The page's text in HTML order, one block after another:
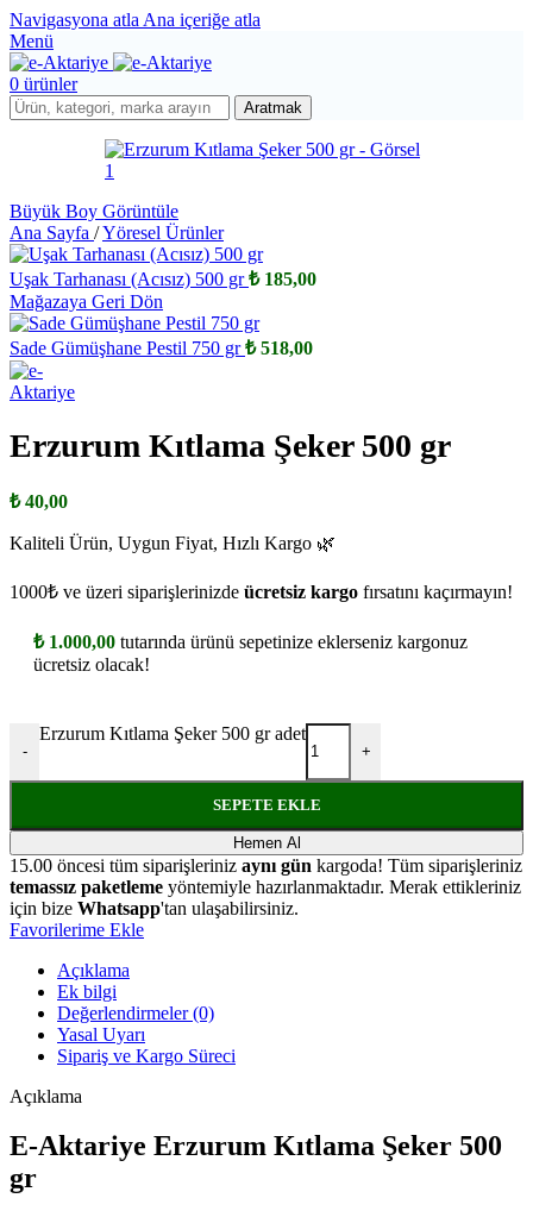
Navigasyona atla Ana içeriğe atla
Menü
0 ürünler
Aratmak
Büyük Boy Görüntüle
Ana Sayfa /Yöresel Ürünler
Uşak Tarhanası (Acısız) 500 gr₺185,00
Mağazaya Geri Dön
Sade Gümüşhane Pestil 750 gr₺518,00
Erzurum Kıtlama Şeker 500 gr
₺40,00
Kaliteli Ürün, Uygun Fiyat, Hızlı Kargo 🌿
1000₺ ve üzeri siparişlerinizde ücretsiz kargo fırsatını kaçırmayın!
₺1.000,00 tutarında ürünü sepetinize eklerseniz kargonuz
ücretsiz olacak!
-
Erzurum Kıtlama Şeker 500 gr adet
+
SEPETE EKLE
Hemen Al
15.00 öncesi tüm siparişleriniz aynı gün kargoda! Tüm siparişleriniz
temassız paketleme yöntemiyle hazırlanmaktadır. Merak ettikleriniz
için bize Whatsapp'tan ulaşabilirsiniz.
Favorilerime Ekle
Açıklama
Ek bilgi
Değerlendirmeler (0)
Yasal Uyarı
Sipariş ve Kargo Süreci
Açıklama
E-Aktariye Erzurum Kıtlama Şeker 500
gr